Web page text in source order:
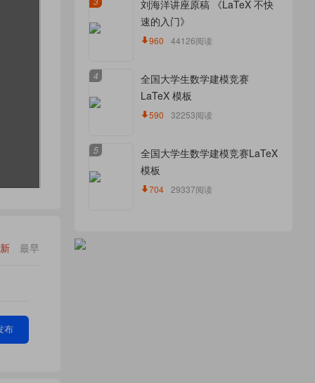
最早
布
刘海洋讲座原稿 《LaTeX 不快
速的入门》
960 44126阅读
4
全国大学生数学建模竞赛
LaTeX 模板
590 32253阅读
5
全国大学生数学建模竞赛LaTeX
模板
704 29337阅读